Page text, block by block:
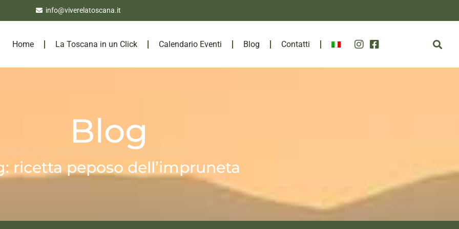
info@viverelatoscana.it
Home La Toscana in un Click Calendario Eventi Blog Contatti
Blog
ricetta peposo dell’impruneta